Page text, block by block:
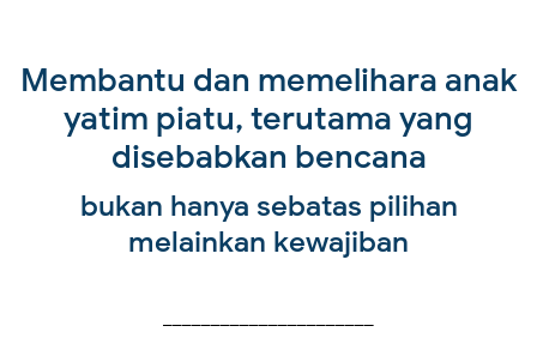
Membantu dan memelihara anak
yatim piatu, terutama yang
disebabkan bencana
bukan hanya sebatas pilihan
melainkan kewajiban